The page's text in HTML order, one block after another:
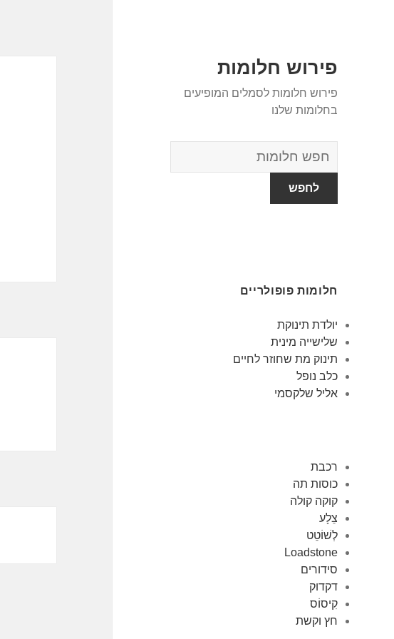
פירוש חלומות
פירוש חלומות לסמלים המופיעים
בחלומות שלנו
מילון
החלומות
חלומות פופולריים
יולדת תינוקת
שלישייה מינית
תינוק מת שחוזר לחיים
כלב נופל
אליל שלקסמי
רכבת
כוסות תה
קוקה קולה
צֵלָע
לְשׁוֹטֵט
Loadstone
סידורים
דקדוק
קִיסוֹס
חץ וקשת